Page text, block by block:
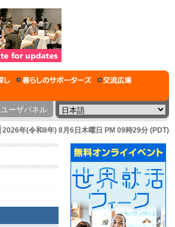
ユーザパネル
2026年(令和8年) 8月6日木曜日 PM 09時29分 (PDT)